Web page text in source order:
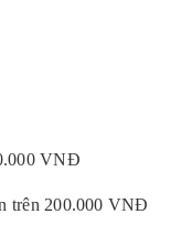
VNĐ
trên 200.000 VNĐ